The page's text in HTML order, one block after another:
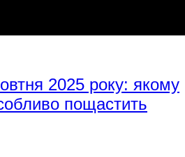
2025 року: якому
пощастить